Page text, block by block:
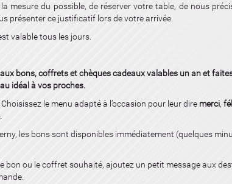
mesure du possible, de réserver votre table, de nous
présenter ce justificatif lors de votre arrivée.
valable tous les jours.
bons, coffrets et chèques cadeauxvalables un anet
idéal à vos proches.
le menu adapté à l’occasion pour leur dire merci,
.
les bons sont disponibles immédiatement (quelques
bon ou le coffret souhaité, ajoutez un petit message aux